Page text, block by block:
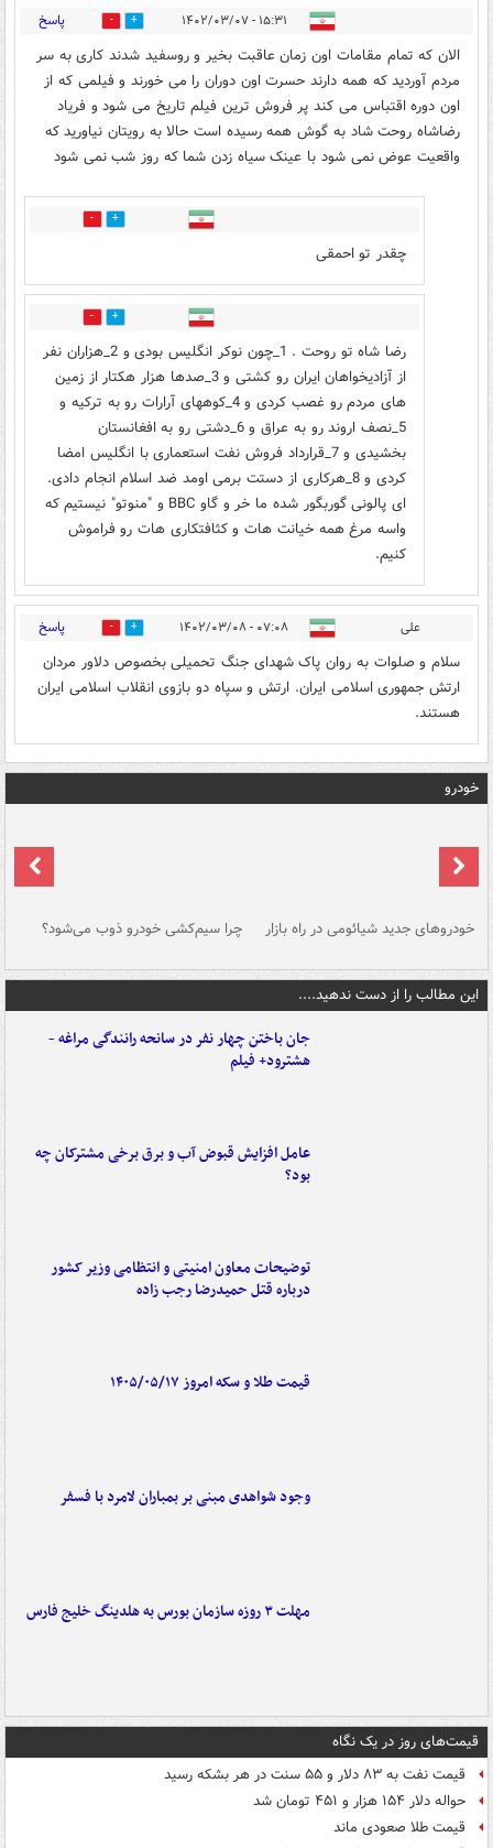
۱۵:۳۱ - ۱۴۰۲/۰۳/۰۷ 15 پاسخ
الان که تمام مقامات اون زمان عاقبت بخیر و روسفید شدند کاری به سر
مردم آوردید که همه دارند حسرت اون دوران را می خورند و فیلمی که از
اون دوره اقتباس می کند پر فروش ترین فیلم تاریخ می شود و فریاد
رضاشاه روحت شاد به گوش همه رسیده است حالا به رویتان نیاورید که
واقعیت عوض نمی شود با عینک سیاه زدن شما که روز شب نمی شود
2
چقدر تو احمقی
3
رضا شاه تو روحت . 1_چون نوکر انگلیس بودی و 2_هزاران نفر
از آزادیخواهان ایران رو کشتی و 3_صدها هزار هکتار از زمین
های مردم رو غصب کردی و 4_کوههای آرارات رو به ترکیه و
5_نصف اروند رو به عراق و 6_دشتی رو به افغانستان
بخشیدی و 7_قرارداد فروش نفت استعماری با انگلیس امضا
کردی و 8_هرکاری از دستت برمی اومد ضد اسلام انجام دادی.
ای پالونی گوربگور شده ما خر و گاو BBC و "منوتو" نیستیم که
واسه مرغ همه خیانت هات و کثافتکاری هات رو فراموش
کنیم.
علی ۰۷:۰۸ - ۱۴۰۲/۰۳/۰۸ 3 پاسخ
سلام و صلوات به روان پاک شهدای جنگ تحمیلی بخصوص دلاور مردان
ارتش جمهوری اسلامی ایران. ارتش و سپاه دو بازوی انقلاب اسلامی ایران
هستند.
خودرو
خودروهای جدید شیائومی در راه بازار چرا سیم‌کشی خودرو ذوب می‌شود؟
این مطالب را از دست ندهید....
جان باختن چهار نفر در سانحه رانندگی مراغه -
هشترود+ فیلم
عامل افزایش قبوض آب و برق برخی مشترکان چه
بود؟
توضیحات معاون امنیتی و انتظامی وزیر کشور
درباره قتل حمیدرضا رجب زاده
قیمت طلا و سکه امروز ۱۴۰۵/۰۵/۱۷
وجود شواهدی مبنی بر بمباران لامرد با فسفر
مهلت ۳ روزه سازمان بورس به هلدینگ خلیج فارس
قیمت‌های روز در یک نگاه
قیمت نفت به ۸۳ دلار و ۵۵ سنت در هر بشکه رسید
حواله دلار ۱۵۴ هزار و ۴۵۱ تومان شد
قیمت طلا صعودی ماند